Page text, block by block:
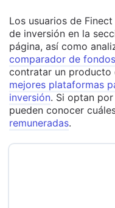
Los usuarios de
de inversión en la
página, así como
comparador de
contratar un producto
mejores plataformas
inversión. Si optan
pueden conocer
remuneradas.